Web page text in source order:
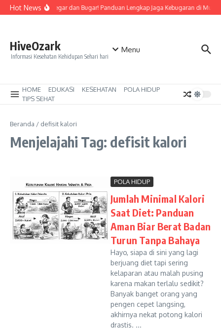
Lewati ke konten
Hot NewsTetap Segar dan Bugar! Panduan Lengkap Jaga Kebugaran di
HiveOzark
Informasi Kesehatan Kehidupan Sehari hari
Menu
HOME EDUKASI KESEHATAN
POLA HIDUP
TIPS SEHAT
Beranda / defisit kalori
Menjelajahi Tag: defisit kalori
POLA HIDUP
Jumlah Minimal Kalori
Saat Diet: Panduan
Aman Biar Berat Badan
Turun Tanpa Bahaya
Hayo, siapa di sini yang lagi
berjuang diet tapi sering
kelaparan atau malah pusing
karena makan terlalu sedikit?
Banyak banget orang yang
pengen cepet langsing,
akhirnya nekat potong kalori
drastis. ...